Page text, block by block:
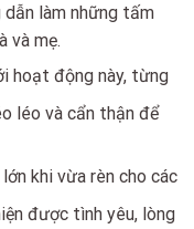
làm những tấm
và mẹ.
hoạt động này, từng
léo và cẩn thận để
khi vừa rèn cho các
được tình yêu, lòng